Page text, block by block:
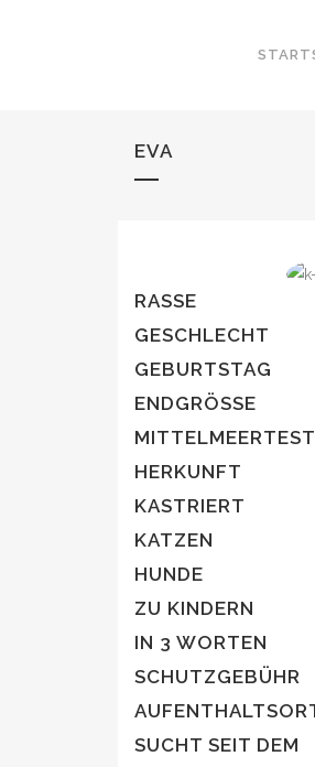
EVA
RASSE
GESCHLECHT
GEBURTSTAG
ENDGRÖSSE
MITTELMEERTEST
HERKUNFT
KASTRIERT
KATZEN
HUNDE
ZU KINDERN
IN 3 WORTEN
SCHUTZGEBÜHR
SUCHT SEIT DEM